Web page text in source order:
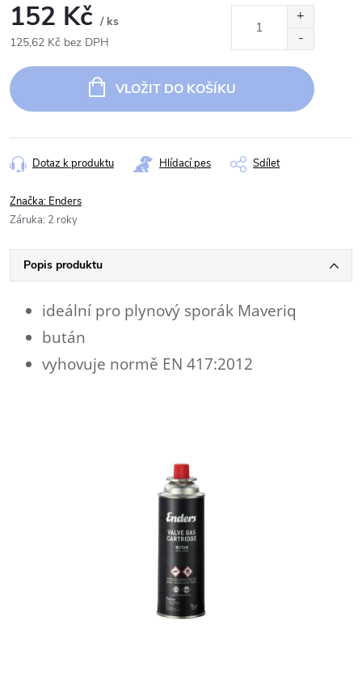
152 Kč / ks
125,62 Kč bez DPH
cena:
VLOŽIT DO KOŠÍKU
Dotaz k produktu Hlídací pes Sdílet
Značka: Enders
Záruka: 2 roky
Popis produktu
ideální pro plynový sporák Maveriq
bután
vyhovuje normě EN 417:2012